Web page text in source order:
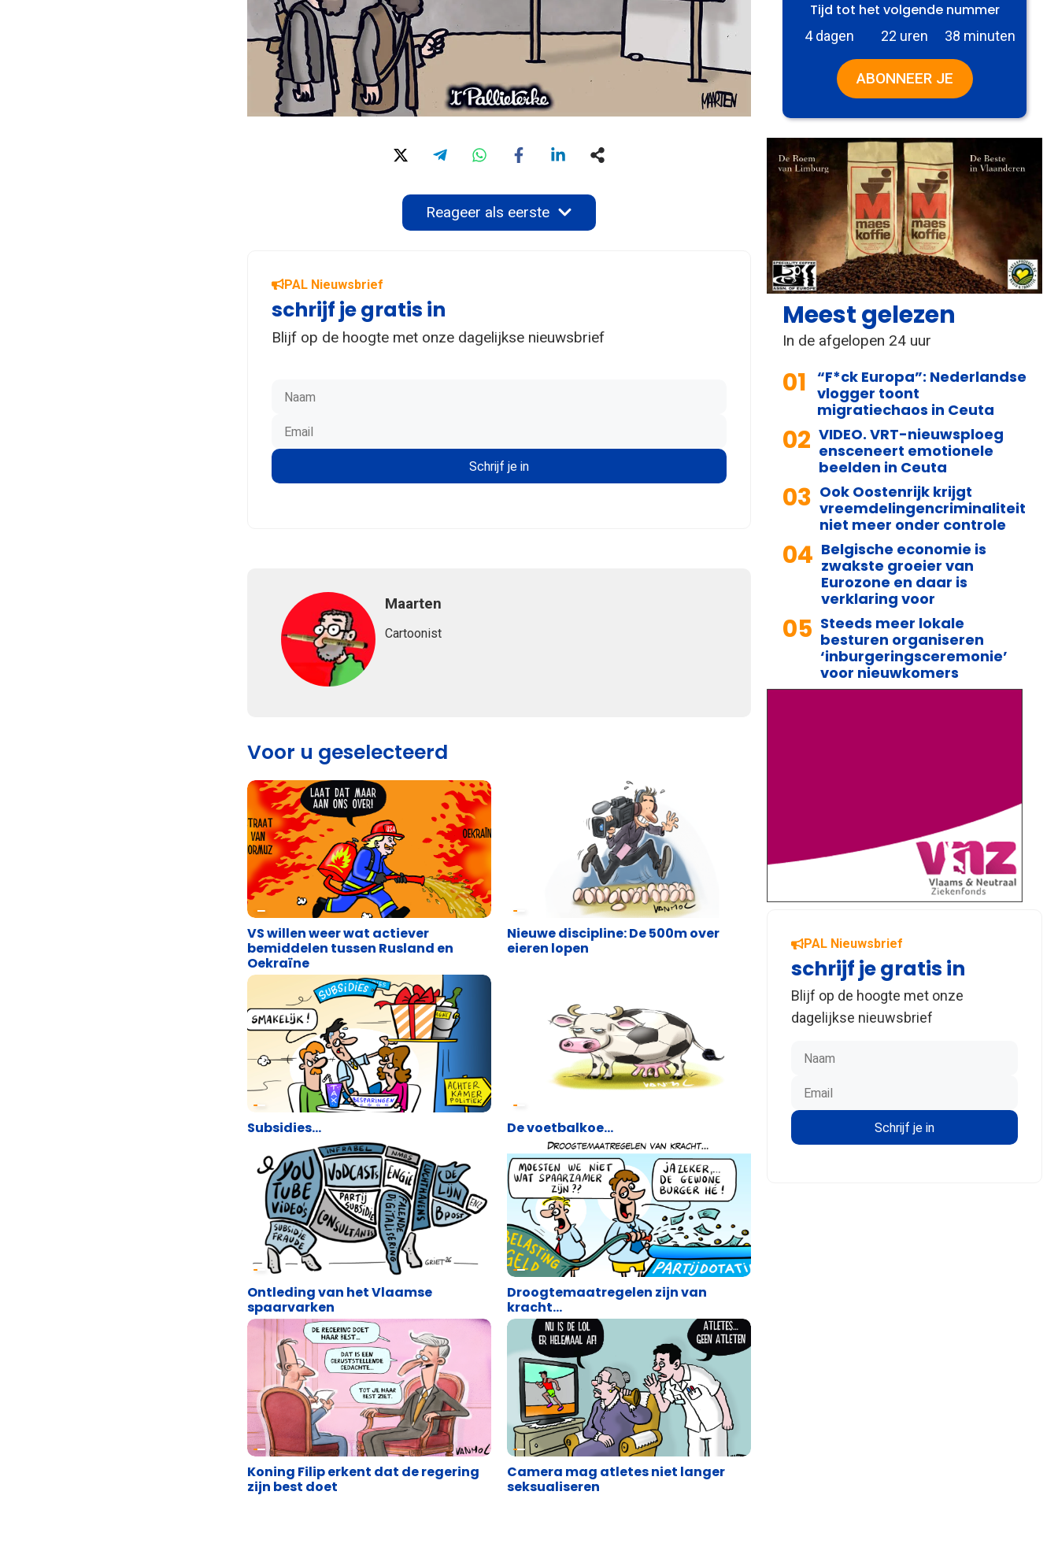
Reageer als eerste
PAL Nieuwsbrief
schrijf je gratis in
Blijf op de hoogte met onze dagelijkse nieuwsbrief
Maarten
Cartoonist
Voor u geselecteerd
Cartoons
VS willen weer wat actiever
bemiddelen tussen Rusland en
Oekraïne
Cartoons
Nieuwe discipline: De 500m over
eieren lopen
Cartoons
Subsidies…
De voetbalkoe…
Cartoons
Ontleding van het Vlaamse
spaarvarken
Cartoons
Droogtemaatregelen zijn van
kracht…
Cartoons
Koning Filip erkent dat de regering
zijn best doet
Cartoons
Camera mag atletes niet langer
seksualiseren
Tijd tot het volgende nummer
4 dagen 22 uren 38 minuten
ABONNEER JE
Meest gelezen
In de afgelopen 24 uur
01 “F*ck Europa”: Nederlandse
vlogger toont
migratiechaos in Ceuta
02 VIDEO. VRT-nieuwsploeg
ensceneert emotionele
beelden in Ceuta
03 Ook Oostenrijk krijgt
vreemdelingencriminaliteit
niet meer onder controle
04 Belgische economie is
zwakste groeier van
Eurozone en daar is
verklaring voor
05 Steeds meer lokale
besturen organiseren
‘inburgeringsceremonie’
voor nieuwkomers
PAL Nieuwsbrief
schrijf je gratis in
Blijf op de hoogte met onze
dagelijkse nieuwsbrief